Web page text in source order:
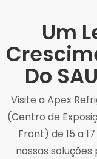
Um
Do
Visite a Apex
(Centro de
Front) de 15 a
nossas